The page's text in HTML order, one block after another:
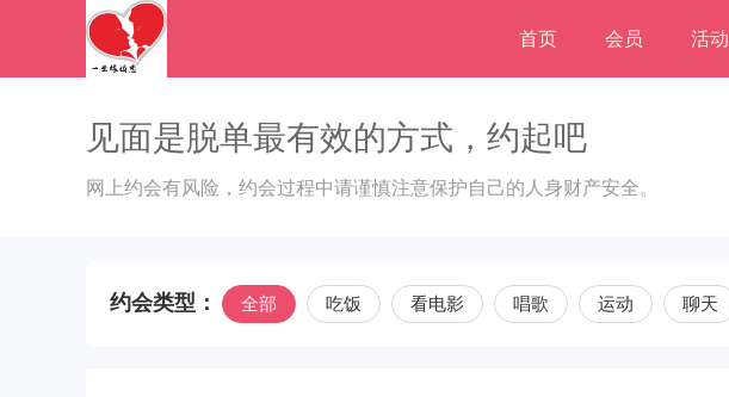
首页 会员 活动
见面是脱单最有效的方式，约起吧
网上约会有风险，约会过程中请谨慎注意保护自己的人身财产安全。
约会类型： 全部 吃饭 看电影 唱歌 运动 聊天